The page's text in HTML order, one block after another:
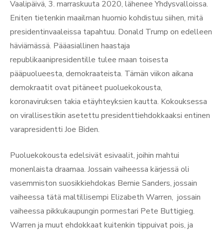
Vaalipäivä, 3. marraskuuta 2020, lähenee Yhdysvalloissa.
Eniten tietenkin maailman huomio kohdistuu siihen, mitä
presidentinvaaleissa tapahtuu. Donald Trump on edelleen
häviämässä. Pääasiallinen haastaja
republikaanipresidentille tulee maan toisesta
pääpuolueesta, demokraateista. Tämän viikon aikana
demokraatit ovat pitäneet puoluekokousta,
koronaviruksen takia etäyhteyksien kautta. Kokouksessa
on virallisestikin asetettu presidenttiehdokkaaksi entinen
varapresidentti Joe Biden.
Puoluekokousta edelsivät esivaalit, joihin mahtui
monenlaista draamaa. Jossain vaiheessa kärjessä oli
vasemmiston suosikkiehdokas Bernie Sanders, jossain
vaiheessa tätä maltillisempi Elizabeth Warren, jossain
vaiheessa pikkukaupungin pormestari Pete Buttigieg.
Warren ja muut ehdokkaat kuitenkin tippuivat pois, ja